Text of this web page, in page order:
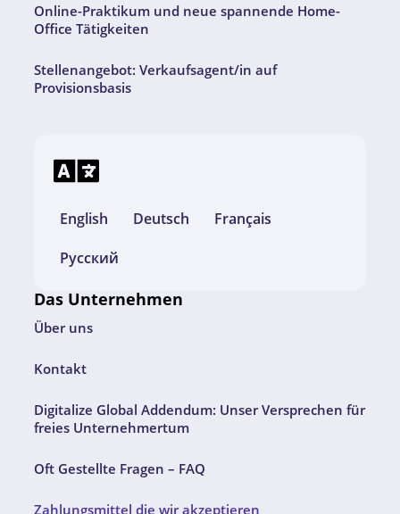
Online-Praktikum und neue spannende Home-
Office Tätigkeiten
Stellenangebot: Verkaufsagent/in auf
Provisionsbasis
English Deutsch
Français
Русский
Das Unternehmen
Über uns
Kontakt
Digitalize Global Addendum: Unser Versprechen für
freies Unternehmertum
Oft Gestellte Fragen – FAQ
Zahlungsmittel die wir akzeptieren